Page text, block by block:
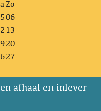
Zo
06
13
20
27
afhaal en inlever